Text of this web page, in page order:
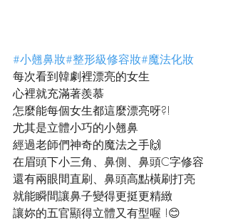
#小翹鼻妝#整形級修容妝#魔法化妝
每次看到韓劇裡漂亮的女生
心裡就充滿著羨慕
怎麼能每個女生都這麼漂亮呀?!
尤其是立體小巧的小翹鼻
經過老師們神奇的魔法之手🙌
在眉頭下小三角、鼻側、鼻頭C字修容
還有兩眼間直刷、鼻頭高點橫刷打亮
就能瞬間讓鼻子變得更挺更精緻
讓妳的五官顯得立體又有型喔 !😊